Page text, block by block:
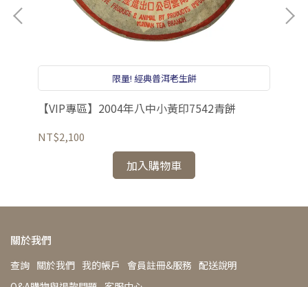
限量! 經典普洱老生餅
【VIP專區】2004年八中小黃印7542青餅
NT$2,100
加入購物車
關於我們
查詢 關於我們 我的帳戶 會員註冊&服務 配送說明